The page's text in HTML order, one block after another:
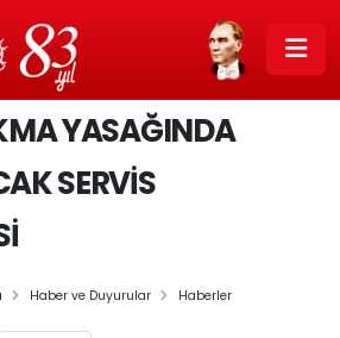
YASAĞINDA
SERVİS
Haber ve Duyurular Haberler